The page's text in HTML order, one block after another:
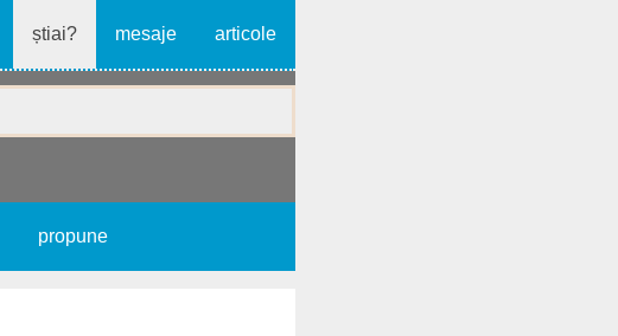
știai? mesaje articole
propune